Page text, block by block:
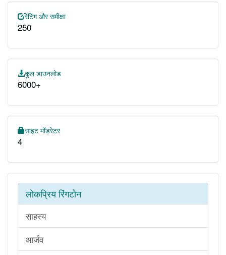
रेटिंग और समीक्षा
250
कुल डाउनलोड
6000+
साइट मॉडरेटर
4
लोकप्रिय रिंगटोन
साहस्य
आर्जव